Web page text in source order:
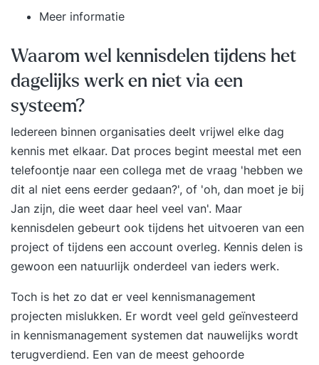
Meer informatie
Waarom wel kennisdelen tijdens het
dagelijks werk en niet via een
systeem?
Iedereen binnen organisaties deelt vrijwel elke dag
kennis met elkaar. Dat proces begint meestal met een
telefoontje naar een collega met de vraag 'hebben we
dit al niet eens eerder gedaan?', of 'oh, dan moet je bij
Jan zijn, die weet daar heel veel van'. Maar
kennisdelen gebeurt ook tijdens het uitvoeren van een
project of tijdens een account overleg. Kennis delen is
gewoon een natuurlijk onderdeel van ieders werk.
Toch is het zo dat er veel kennismanagement
projecten mislukken. Er wordt veel geld geïnvesteerd
in kennismanagement systemen dat nauwelijks wordt
terugverdiend. Een van de meest gehoorde